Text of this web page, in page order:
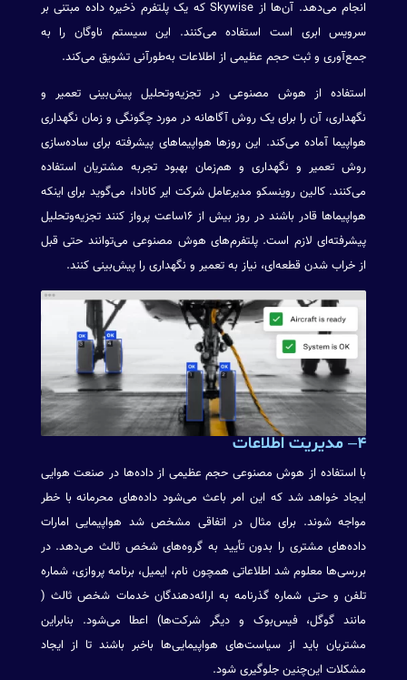
انجام می‌دهد. آن‌ها از Skywise که یک پلتفرم ذخیره داده مبتنی بر
سرویس‌ ابری است استفاده می‌کنند. این سیستم ناوگان را به
جمع‌آوری و ثبت حجم عظیمی از اطلاعات به‌طورآنی تشویق می‌کند.
استفاده از هوش مصنوعی در تجزیه‌وتحلیل پیش‌‌‌بینی تعمیر و
نگهداری، آن را برای یک روش آگاهانه در مورد چگونگی و زمان نگهداری
هواپیما آماده می‌کند. این روزها هواپیماهای پیشرفته برای ساده‌سازی
روش تعمیر و نگهداری و هم‌زمان بهبود تجربه مشتریان استفاده
می‌کنند. کالین روینسکو مدیرعامل شرکت ایر کانادا، می‌گوید برای اینکه
هواپیماها قادر باشند در روز بیش از ۱۶ساعت پرواز کنند تجزیه‌وتحلیل
پیشرفته‌ای لازم است. پلتفرم‌های هوش مصنوعی می‌توانند حتی قبل
از خراب شدن قطعه‌ای، نیاز به تعمیر و نگهداری را پیش‌بینی کنند.
۴– مدیریت اطلاعات
با استفاده از هوش مصنوعی حجم عظیمی از داده‌ها در صنعت هوایی
ایجاد خواهد شد که این امر باعث می‌شود داده‌های محرمانه با خطر
مواجه شوند. برای مثال در اتفاقی مشخص شد هواپیمایی امارات
داده‌های مشتری را بدون تأیید به گروه‌های شخص ثالث می‌دهد. در
بررسی‌ها معلوم شد اطلاعاتی همچون نام، ایمیل، برنامه پروازی، شماره
تلفن و حتی شماره گذرنامه به ارائه‌دهندگان خدمات شخص ثالث (
مانند گوگل، فیس‌بوک و دیگر شرکت‌ها) اعطا می‌شود. بنابراین
مشتریان باید از سیاست‌های هواپیمایی‌ها باخبر باشند تا از ایجاد
مشکلات این‌چنین جلوگیری شود.